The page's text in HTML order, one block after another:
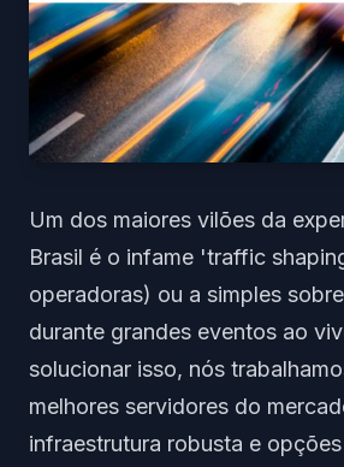
Um dos maiores vilões da
Brasil é o infame 'traffic
operadoras) ou a simples
durante grandes eventos ao
solucionar isso, nós
melhores servidores do
infraestrutura robusta e